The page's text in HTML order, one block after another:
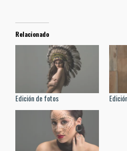
Relacionado
Edición de fotos